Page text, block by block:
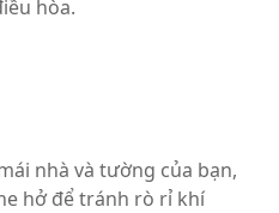
hòa.
nhà và tường của bạn,
hở để tránh rò rỉ khí